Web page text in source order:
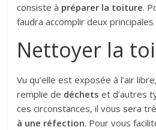
consiste à préparer la toiture.
faudra accomplir deux principales
Nettoyer la
Vu qu’elle est exposée à l’air
remplie de déchets et d’autres
ces circonstances, il vous sera
à une réfection. Pour vous